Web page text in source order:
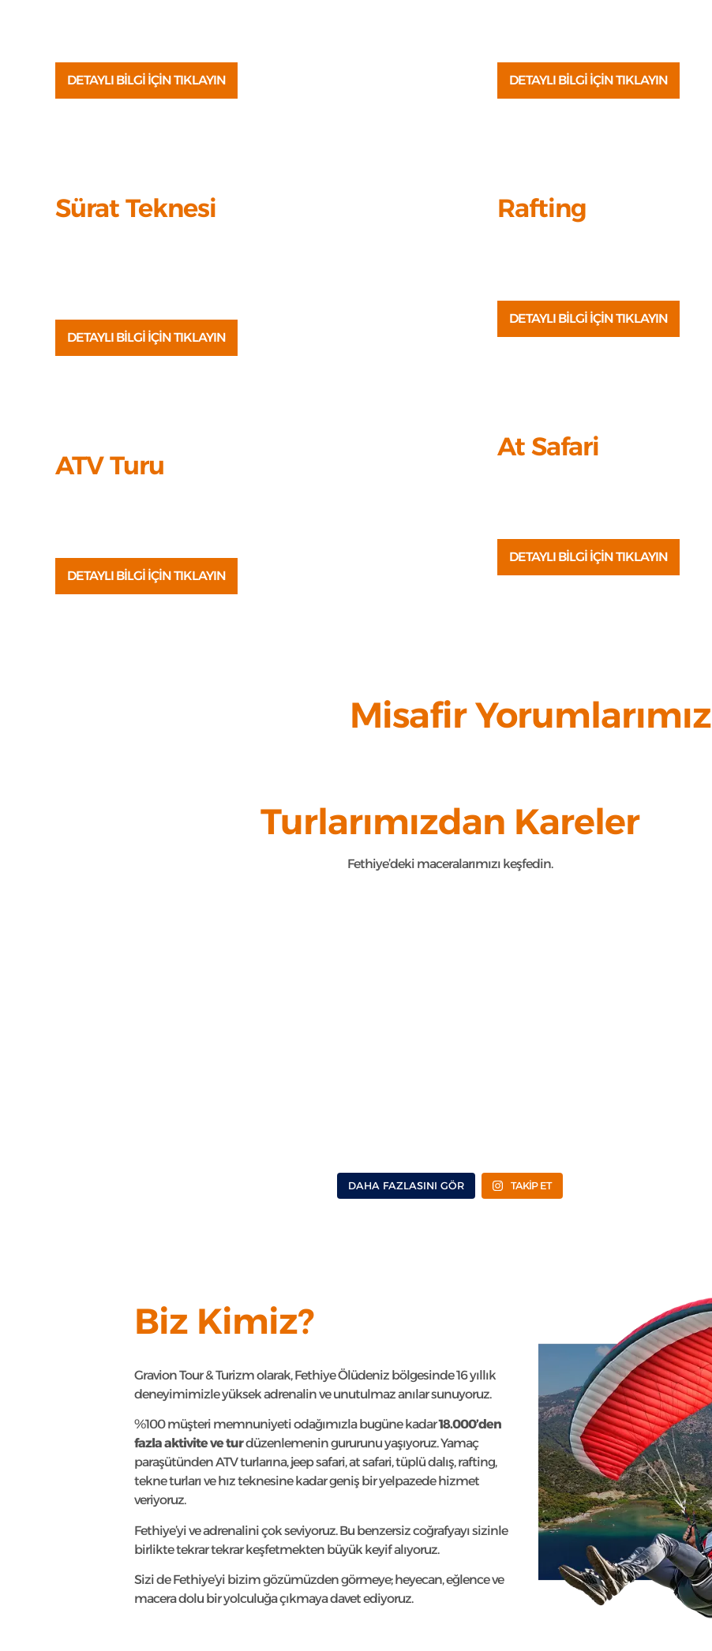
DETAYLI BİLGİ İÇİN TIKLAYIN
Sürat Teknesi
DETAYLI BİLGİ İÇİN TIKLAYIN
ATV Turu
DETAYLI BİLGİ İÇİN TIKLAYIN
DETAYLI BİLGİ İÇİN TIKLAYIN
Rafting
DETAYLI BİLGİ İÇİN TIKLAYIN
At Safari
DETAYLI BİLGİ İÇİN TIKLAYIN
Misafir Yorumlarımız
Turlarımızdan Kareler
Fethiye’deki maceralarımızı keşfedin.
DAHA FAZLASINI GÖR TAKİP ET
Biz Kimiz?
Gravion Tour & Turizm olarak, Fethiye Ölüdeniz bölgesinde 16 yıllık
deneyimimizle yüksek adrenalin ve unutulmaz anılar sunuyoruz.
%100 müşteri memnuniyeti odağımızla bugüne kadar18.000’den
fazla aktivite ve turdüzenlemenin gururunu yaşıyoruz. Yamaç
paraşütünden ATV turlarına, jeep safari, at safari, tüplü dalış, rafting,
tekne turları ve hız teknesine kadar geniş bir yelpazede hizmet
veriyoruz.
Fethiye’yi ve adrenalini çok seviyoruz. Bu benzersiz coğrafyayı sizinle
birlikte tekrar tekrar keşfetmekten büyük keyif alıyoruz.
Sizi de Fethiye’yi bizim gözümüzden görmeye; heyecan, eğlence ve
macera dolu bir yolculuğa çıkmaya davet ediyoruz.